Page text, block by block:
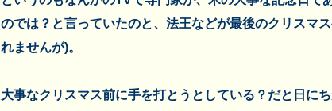
のでは？と言っていたのと、法王などが最後のクリスマ
れませんが)。
大事なクリスマス前に手を打とうとしている？だと日に